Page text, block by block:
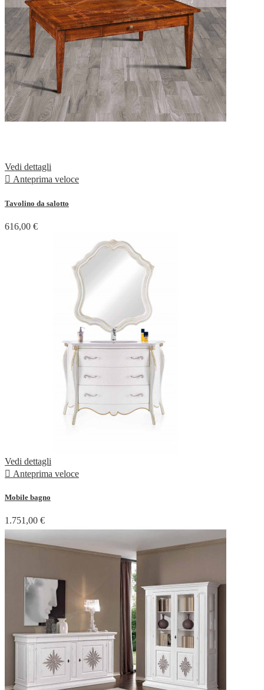
Vedi dettagli
 Anteprima veloce
Tavolino da salotto
616,00 €
Vedi dettagli
 Anteprima veloce
Mobile bagno
1.751,00 €